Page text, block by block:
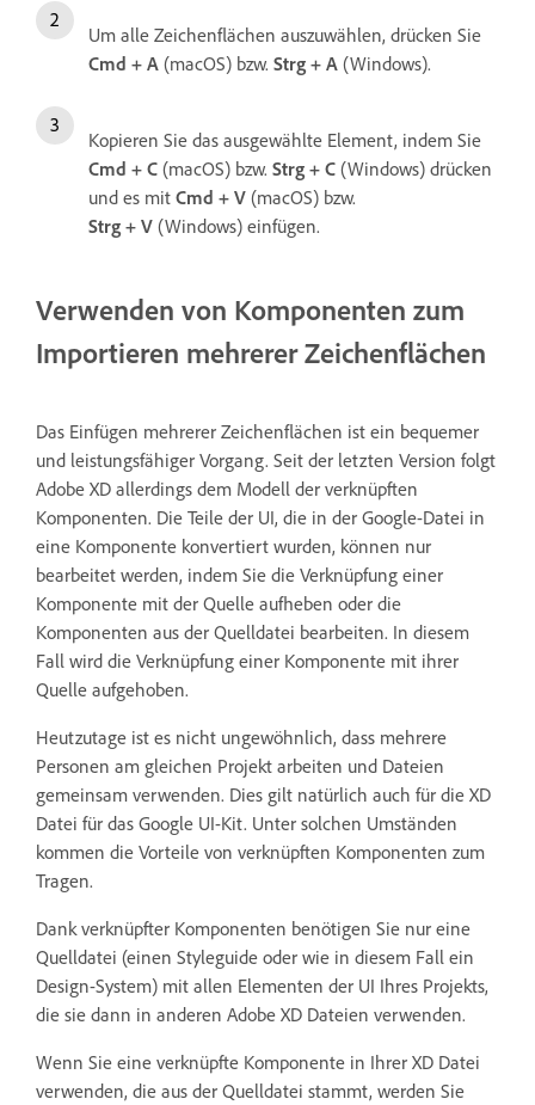
Um alle Zeichenflächen auszuwählen, drücken Sie
Cmd + A (macOS) bzw. Strg + A (Windows).
Kopieren Sie das ausgewählte Element, indem Sie
Cmd + C (macOS) bzw. Strg + C (Windows) drücken
und es mit Cmd + V (macOS) bzw.
Strg + V (Windows) einfügen.
Verwenden von Komponenten zum
Importieren mehrerer Zeichenflächen
Das Einfügen mehrerer Zeichenflächen ist ein bequemer
und leistungsfähiger Vorgang. Seit der letzten Version folgt
Adobe XD allerdings dem Modell der verknüpften
Komponenten. Die Teile der UI, die in der Google-Datei in
eine Komponente konvertiert wurden, können nur
bearbeitet werden, indem Sie die Verknüpfung einer
Komponente mit der Quelle aufheben oder die
Komponenten aus der Quelldatei bearbeiten. In diesem
Fall wird die Verknüpfung einer Komponente mit ihrer
Quelle aufgehoben.
Heutzutage ist es nicht ungewöhnlich, dass mehrere
Personen am gleichen Projekt arbeiten und Dateien
gemeinsam verwenden. Dies gilt natürlich auch für die XD
Datei für das Google UI-Kit. Unter solchen Umständen
kommen die Vorteile von verknüpften Komponenten zum
Tragen.
Dank verknüpfter Komponenten benötigen Sie nur eine
Quelldatei (einen Styleguide oder wie in diesem Fall ein
Design-System) mit allen Elementen der UI Ihres Projekts,
die sie dann in anderen Adobe XD Dateien verwenden.
Wenn Sie eine verknüpfte Komponente in Ihrer XD Datei
verwenden, die aus der Quelldatei stammt, werden Sie